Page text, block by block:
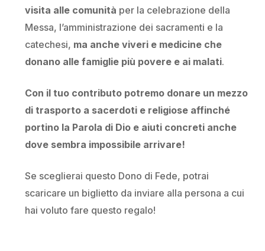
visita alle comunità per la celebrazione della
Messa, l’amministrazione dei sacramenti e la
catechesi, ma anche viveri e medicine che
donano alle famiglie più povere e ai malati.
Con il tuo contributo potremo donare un mezzo
di trasporto a sacerdoti e religiose affinché
portino la Parola di Dio e aiuti concreti anche
dove sembra impossibile arrivare!
Se sceglierai questo Dono di Fede, potrai
scaricare un biglietto da inviare alla persona a cui
hai voluto fare questo regalo!